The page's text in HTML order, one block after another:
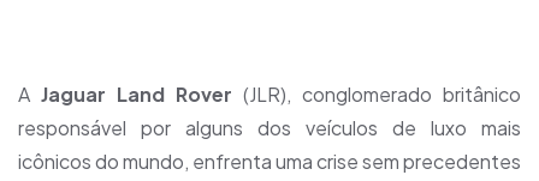
A Jaguar Land Rover (JLR), conglomerado britânico
responsável por alguns dos veículos de luxo mais
icônicos do mundo, enfrenta uma crise sem precedentes